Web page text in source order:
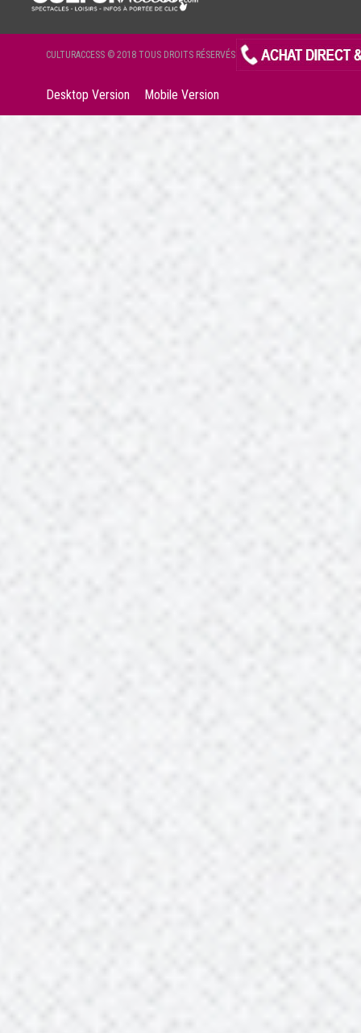
CULTURACCESS © 2018 TOUS DROITS RÉSERVÉS
Desktop Version Mobile Version